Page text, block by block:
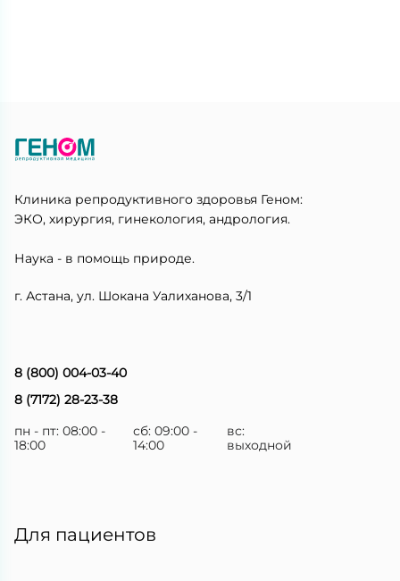
Клиника репродуктивного здоровья Геном:
ЭКО, хирургия, гинекология, андрология.
Наука - в помощь природе.
г. Астана, ул. Шокана Уалиханова, 3/1
8 (800) 004-03-40
8 (7172) 28-23-38
пн - пт: 08:00 -
18:00
сб: 09:00 -
14:00
вс:
выходной
Для пациентов